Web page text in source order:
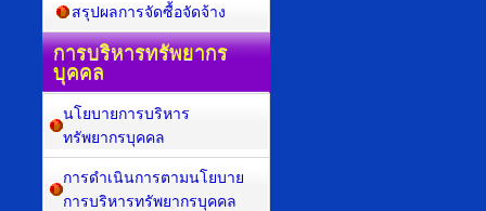
สรุปผลการจัดซื้อจัดจ้าง
การบริหารทรัพยากร
บุคคล
นโยบายการบริหาร
ทรัพยากรบุคคล
การดำเนินการตามนโยบาย
การบริหารทรัพยากรบุคคล